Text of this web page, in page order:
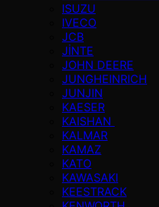
ISUZU
IVECO
JCB
JİNTE
JOHN DEERE
JUNGHEINRICH
JUNJIN
KAESER
KAISHAN
KALMAR
KAMAZ
KATO
KAWASAKI
KEESTRACK